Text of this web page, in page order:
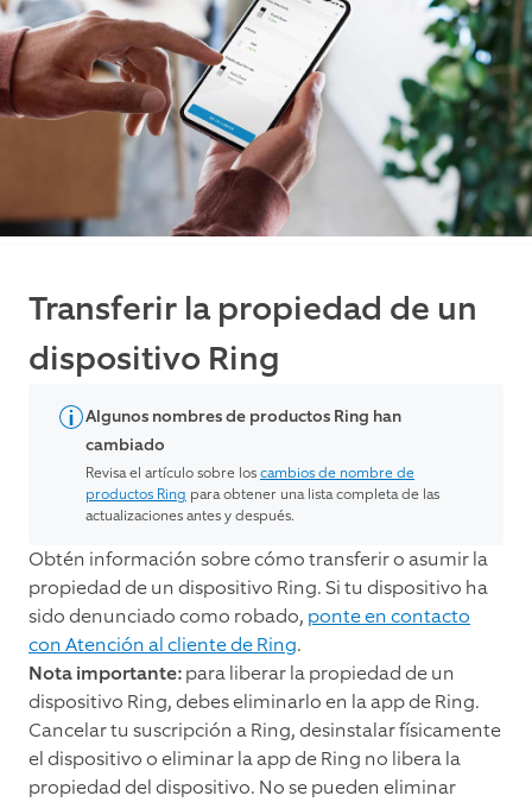
Transferir la propiedad de un
dispositivo Ring
Algunos nombres de productos Ring han
cambiado
Revisa el artículo sobre loscambios de nombre de
productos Ring para obtener una lista completa de las
actualizaciones antes y después.
Obtén información sobre cómo transferir o asumir la
propiedad de un dispositivo Ring. Si tu dispositivo ha
sido denunciado como robado, ponte en contacto
con Atención al cliente de Ring.
Nota importante:para liberar la propiedad de un
dispositivo Ring, debes eliminarlo en la app de Ring.
Cancelar tu suscripción a Ring, desinstalar físicamente
el dispositivo o eliminar la app de Ring no libera la
propiedad del dispositivo. No se pueden eliminar